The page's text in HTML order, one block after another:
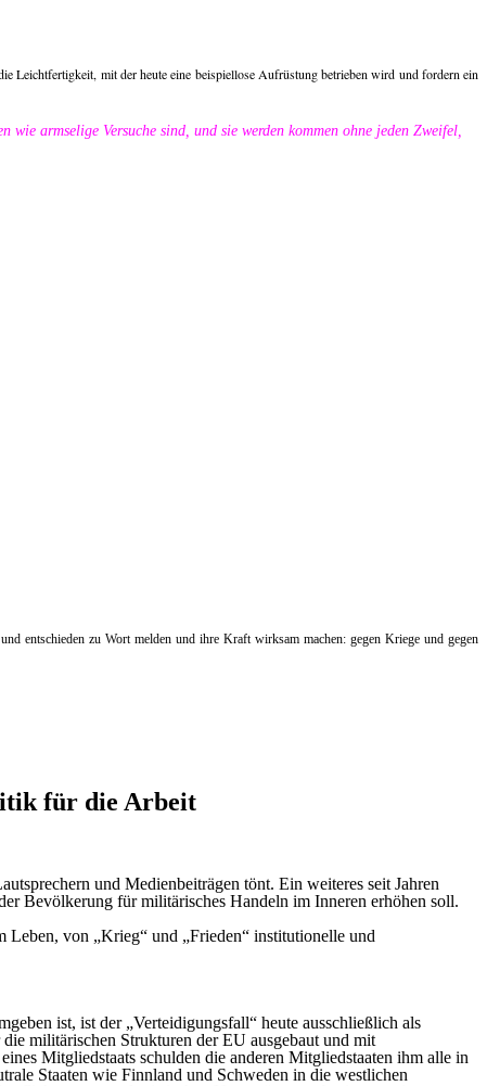
Leichtfertigkeit, mit der heute eine beispiellose Aufrüstung betrieben wird und fordern ein
armselige Versuche sind, und sie werden kommen ohne jeden Zweifel,
entschieden zu Wort melden und ihre Kraft wirksam machen: gegen Kriege und gegen
für die Arbeit
und Medienbeiträgen tönt. Ein weiteres seit Jahren
Bevölkerung für militärisches Handeln im Inneren erhöhen soll.
Leben, von „Krieg“ und „Frieden“ institutionelle und
ist, ist der „Verteidigungsfall“ heute ausschließlich als
militärischen Strukturen der EU ausgebaut und mit
Mitgliedstaats schulden die anderen Mitgliedstaaten ihm alle in
Staaten wie Finnland und Schweden in die westlichen